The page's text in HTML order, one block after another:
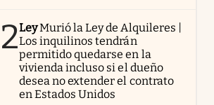
2LeyMurió la Ley de Alquileres |
Los inquilinos tendrán
permitido quedarse en la
vivienda incluso si el dueño
desea no extender el contrato
en Estados Unidos